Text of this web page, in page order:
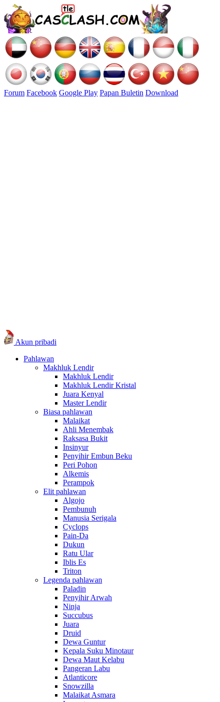
Forum Facebook Google Play Papan Buletin Download
Akun pribadi
Pahlawan
Makhluk Lendir
Makhluk Lendir
Makhluk Lendir Kristal
Juara Kenyal
Master Lendir
Biasa pahlawan
Malaikat
Ahli Menembak
Raksasa Bukit
Insinyur
Penyihir Embun Beku
Peri Pohon
Alkemis
Perampok
Elit pahlawan
Algojo
Pembunuh
Manusia Serigala
Cyclops
Pain-Da
Dukun
Ratu Ular
Iblis Es
Triton
Legenda pahlawan
Paladin
Penyihir Arwah
Ninja
Succubus
Juara
Druid
Dewa Guntur
Kepala Suku Minotaur
Dewa Maut Kelabu
Pangeran Labu
Atlanticore
Snowzilla
Malaikat Asmara